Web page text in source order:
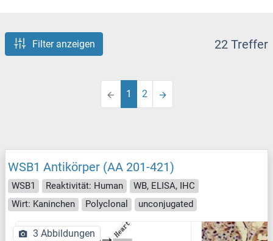
Filter anzeigen 22 Treffer
1 2
WSB1 Antikörper (AA 201-421)
WSB1 Reaktivität: Human
WB, ELISA, IHC
Wirt: Kaninchen
Polyclonal unconjugated
3 Abbildungen